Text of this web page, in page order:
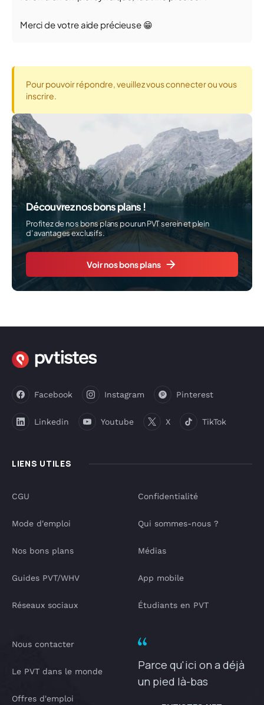
Merci de votre aide précieuse 😁
Pour pouvoir répondre, veuillez vous connecter ou vous
inscrire.
Découvrez nos bons plans !
Profitez de nos bons plans pour un PVT serein et plein
d’avantages exclusifs.
Voir nos bons plans
LIENS UTILES
Facebook Instagram Pinterest
Linkedin Youtube X TikTok
CGU
Mode d'emploi
Nos bons plans
Guides PVT/WHV
Réseaux sociaux
Confidentialité
Qui sommes-nous ?
Médias
App mobile
Étudiants en PVT
Nous contacter
Le PVT dans le monde
Offres d'emploi
Parce qu'ici on a déjà
un pied là-bas